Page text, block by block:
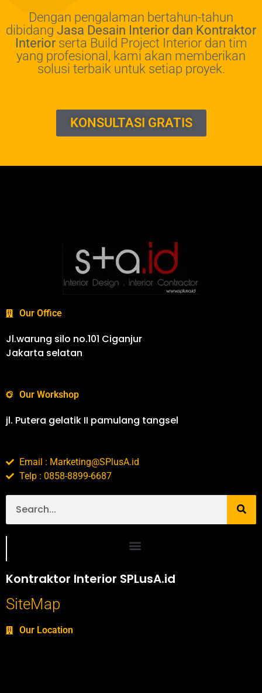
Dengan pengalaman bertahun-tahun
dibidang Jasa Desain Interior dan Kontraktor
Interiorserta Build Project Interior dan tim
yang profesional, kami akan memberikan
solusi terbaik untuk setiap proyek.
KONSULTASI GRATIS
Our Office
Jl.warung silo no.101 Ciganjur
Jakarta selatan
Our Workshop
jl. Putera gelatik II pamulang tangsel
Email : Marketing@SPlusA.id
Telp : 0858-8899-6687
Kontraktor Interior SPLusA.id
SiteMap
Our Location